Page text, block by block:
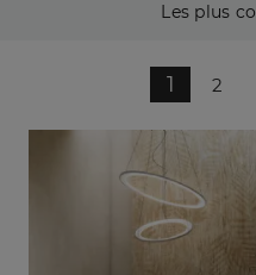
Les plus
1 2